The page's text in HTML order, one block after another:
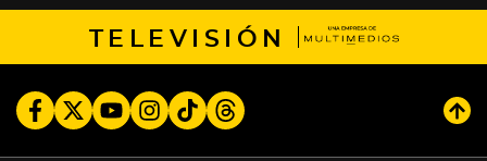
TELEVISIÓN
FacebookTwitterYoutubeInstagram
TikTokThreads